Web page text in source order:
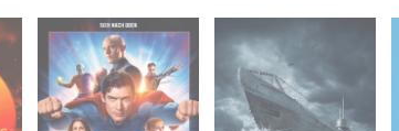
Di. 31.03.2026
19:30
Mi. 08.04.2026
18:00